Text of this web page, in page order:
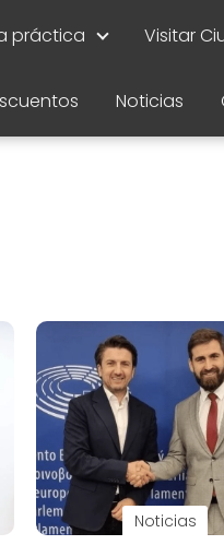
práctica Visitar
Noticias
Noticias